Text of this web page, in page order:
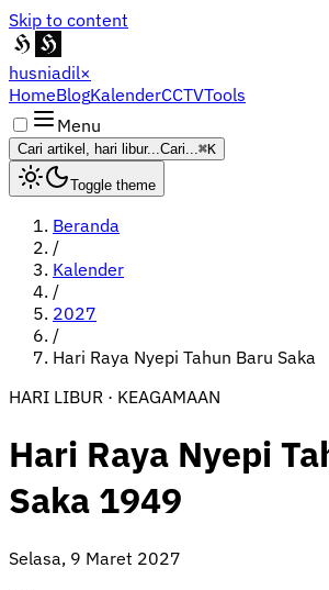
Skip to content
husniadil×
HomeBlogKalenderCCTVTools
Menu
Cari artikel, hari libur...Cari...⌘K
Toggle theme
Beranda
/
Kalender
/
2027
/
Hari Raya Nyepi Tahun Baru Saka
HARI LIBUR · KEAGAMAAN
Hari Raya Nyepi
Saka 1949
Selasa, 9 Maret 2027